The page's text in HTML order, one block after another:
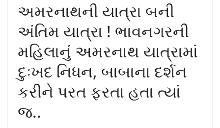
અમરનાથની યાત્રા બની
અંતિમ યાત્રા ! ભાવનગરની
મહિલાનું અમરનાથ યાત્રામાં
દુઃખદ નિધન, બાબાના દર્શન
કરીને પરત ફરતા હતા ત્યાં
જ..